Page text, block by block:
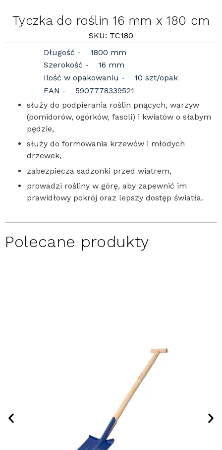
Tyczka do roślin 16 mm x 180 cm
SKU: TC180
Długość
1800 mm
Szerokość
16 mm
Ilość w opakowaniu
10 szt/opak
EAN
5907778339521
służy do podpierania roślin pnących, warzyw
(pomidorów, ogórków, fasoli) i kwiatów o słabym
pędzie,
służy do formowania krzewów i młodych
drzewek,
zabezpiecza sadzonki przed wiatrem,
prowadzi rośliny w górę, aby zapewnić im
prawidłowy pokrój oraz lepszy dostęp światła.
Polecane produkty